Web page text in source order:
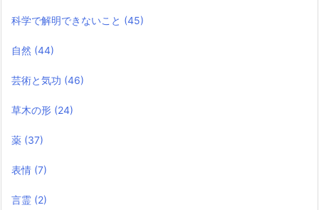
科学で解明できないこと (45)
自然 (44)
芸術と気功 (46)
草木の形 (24)
薬 (37)
表情 (7)
言霊 (2)